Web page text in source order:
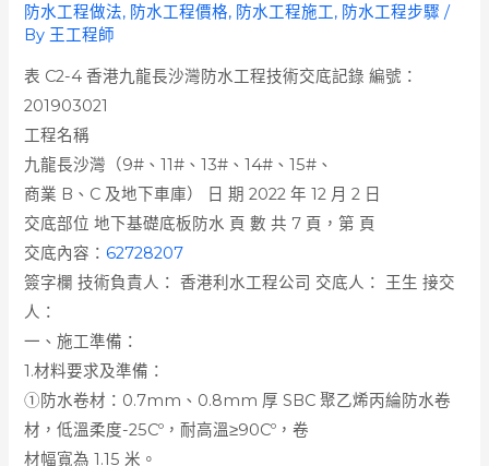
防水工程做法, 防水工程價格, 防水工程施工, 防水工程步驟 /
By 王工程師
表 C2-4 香港九龍長沙灣防水工程技術交底記錄 編號：
201903021
工程名稱
九龍長沙灣（9#、11#、13#、14#、15#、
商業 B、C 及地下車庫） 日 期 2022 年 12 月 2 日
交底部位 地下基礎底板防水 頁 數 共 7 頁，第 頁
交底內容： 62728207
簽字欄 技術負責人： 香港利水工程公司 交底人： 王生 接交
人：
一、施工準備：
1.材料要求及準備：
①防水卷材：0.7mm、0.8mm 厚 SBC 聚乙烯丙綸防水卷
材，低溫柔度-25Cº，耐高溫≥90Cº，卷
材幅寬為 1.15 米。